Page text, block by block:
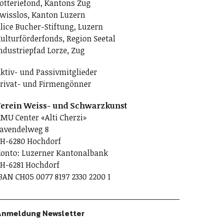
Kantons Zug
Kanton Luzern
Bucher-Stiftung, Luzern
Region Seetal
Lorze, Zug
und Passivmitglieder
und Firmengönner
Weiss- und Schwarzkunst
Center «Alti Cherzi»
8
6280 Hochdorf
Luzerner Kantonalbank
6281 Hochdorf
CH05 0077 8197 2330 2200 1
Newsletter